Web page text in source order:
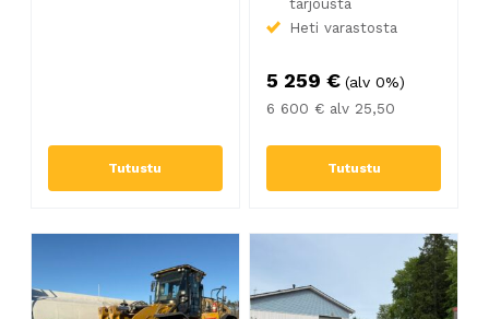
Tutustu
tarjousta
Heti varastosta
5 259 € (alv 0%)
6 600 €alv 25,50
Tutustu